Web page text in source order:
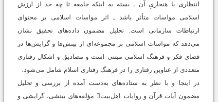
انتظاری یا هنجاریِ آن ـ بسته به اینکه جامعه تا چه حد از ارزش‌
اسلامی مواسات متأثر باشد ـ اثر مواسات اسلامی بر محتوای
ارتباطات سازمانی است. تحلیل مضمون داده‌های تحقیق نشان
می‌دهد که مواسات اسلامی بر مجموعه‌ای از بینش‌ها و گرایش‌ها در
فضای فکر و فرهنگ اسلامی مبتنی است و مصادیق و اشکال رفتاری
متعددی از عناوین رفتاری را در فرهنگ رفتاری اسلام شامل می‌شود.
در اینجا و با نظر به ستاده‌های به‌دست آمده از بررسی و تحلیل
مضمون آیات قرآن و روایات اهل‌بیت مؤلفه‌های بینشی، گرایشی و